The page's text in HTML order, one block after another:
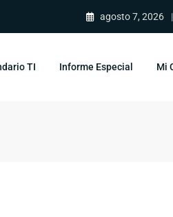
agosto 7, 2026
TI Informe Especial Mi